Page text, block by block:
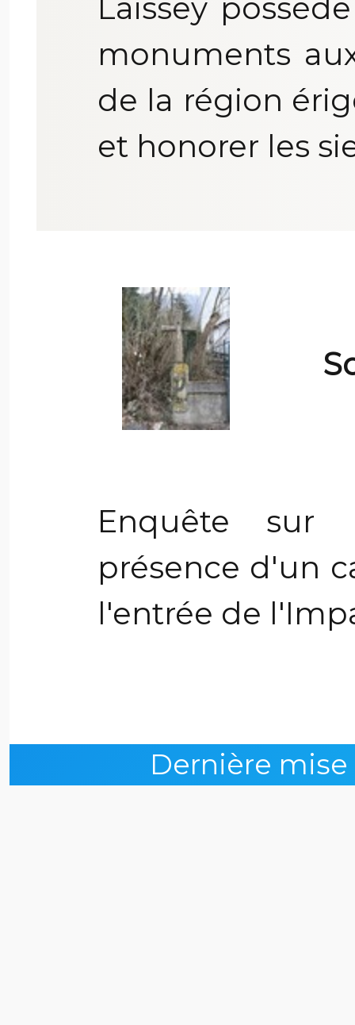
Laissey
monuments
de la région
et honorer les
Enquête
présence d'un
l'entrée de
Dernière mise